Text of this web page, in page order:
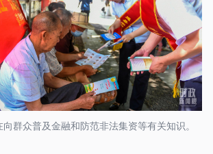
群众普及金融和防范非法集资等有关知识。